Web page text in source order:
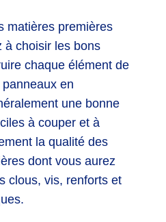
matières premières
à choisir les bons
chaque élément de
en
une bonne
à couper et à
la qualité des
dont vous aurez
clous, vis, renforts et